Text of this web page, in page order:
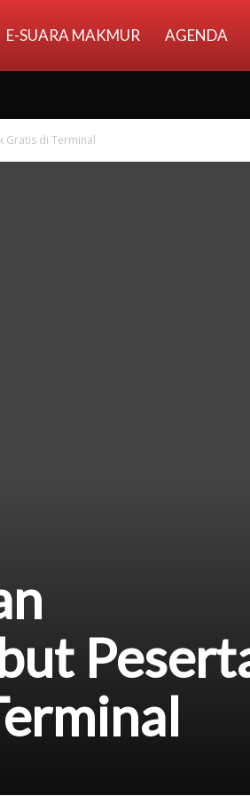
E-SUARA MAKMUR AGENDA
Gratis di Terminal